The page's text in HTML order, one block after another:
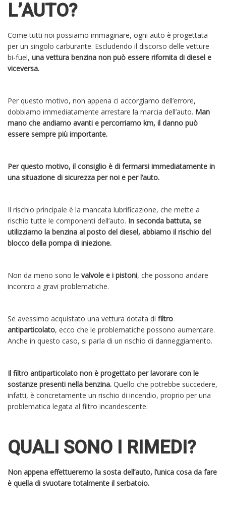
L’AUTO?
Come tutti noi possiamo immaginare, ogni auto è progettata
per un singolo carburante. Escludendo il discorso delle vetture
bi-fuel, una vettura benzina non può essere rifornita di diesel e
viceversa.
Per questo motivo, non appena ci accorgiamo dell’errore,
dobbiamo immediatamente arrestare la marcia dell’auto. Man
mano che andiamo avanti e percorriamo km, il danno può
essere sempre più importante.
Per questo motivo, il consiglio è di fermarsi immediatamente in
una situazione di sicurezza per noi e per l’auto.
Il rischio principale è la mancata lubrificazione, che mette a
rischio tutte le componenti dell’auto. In seconda battuta, se
utilizziamo la benzina al posto del diesel, abbiamo il rischio del
blocco della pompa di iniezione.
Non da meno sono le valvole e i pistoni, che possono andare
incontro a gravi problematiche.
Se avessimo acquistato una vettura dotata di filtro
antiparticolato, ecco che le problematiche possono aumentare.
Anche in questo caso, si parla di un rischio di danneggiamento.
Il filtro antiparticolato non è progettato per lavorare con le
sostanze presenti nella benzina. Quello che potrebbe succedere,
infatti, è concretamente un rischio di incendio, proprio per una
problematica legata al filtro incandescente.
QUALI SONO I RIMEDI?
Non appena effettueremo la sosta dell’auto, l’unica cosa da fare
è quella di svuotare totalmente il serbatoio.